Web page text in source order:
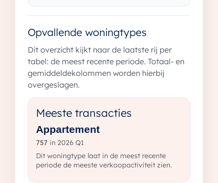
Opvallende woningtypes
Dit overzicht kijkt naar de laatste rij per
tabel: de meest recente periode. Totaal- en
gemiddeldekolommen worden hierbij
overgeslagen.
Meeste transacties
Appartement
757 in 2026 Q1
Dit woningtype laat in de meest recente
periode de meeste verkoopactiviteit zien.